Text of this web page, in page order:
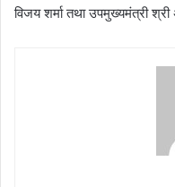
विजय शर्मा तथा उपमुख्यमंत्री